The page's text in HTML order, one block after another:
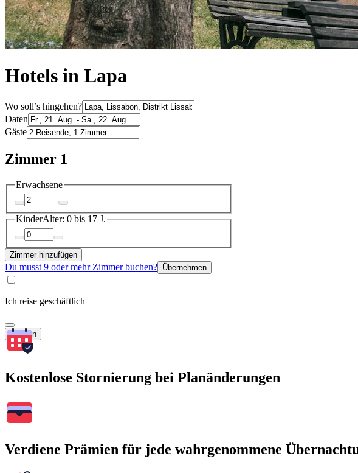
Hotels in Lapa
Wo soll’s hingehen?
Daten
Gäste
Zimmer 1
Erwachsene
KinderAlter: 0 bis 17 J.
Zimmer hinzufügen
Du musst 9 oder mehr Zimmer buchen? Übernehmen
Ich reise geschäftlich
Suchen
Kostenlose Stornierung bei Planänderungen
Verdiene Prämien für jede wahrgenommene